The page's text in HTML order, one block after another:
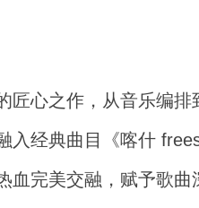
匠心之作，从音乐编
入经典曲目《喀什
血完美交融，赋予歌